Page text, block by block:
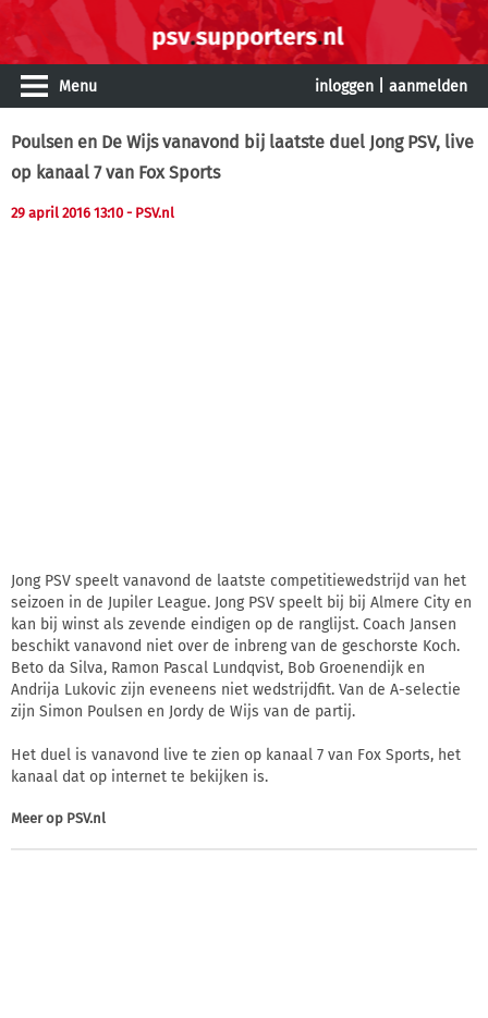
Menu inloggen aanmelden
Poulsen en De Wijs vanavond bij laatste duel Jong PSV, live
op kanaal 7 van Fox Sports
29 april 2016 13:10 - PSV.nl
Jong PSV speelt vanavond de laatste competitiewedstrijd van het
seizoen in de Jupiler League. Jong PSV speelt bij bij Almere City en
kan bij winst als zevende eindigen op de ranglijst. Coach Jansen
beschikt vanavond niet over de inbreng van de geschorste Koch.
Beto da Silva, Ramon Pascal Lundqvist, Bob Groenendijk en
Andrija Lukovic zijn eveneens niet wedstrijdfit. Van de A-selectie
zijn Simon Poulsen en Jordy de Wijs van de partij.
Het duel is vanavond live te zien op kanaal 7 van Fox Sports, het
kanaal dat op internet te bekijken is.
Meer op PSV.nl